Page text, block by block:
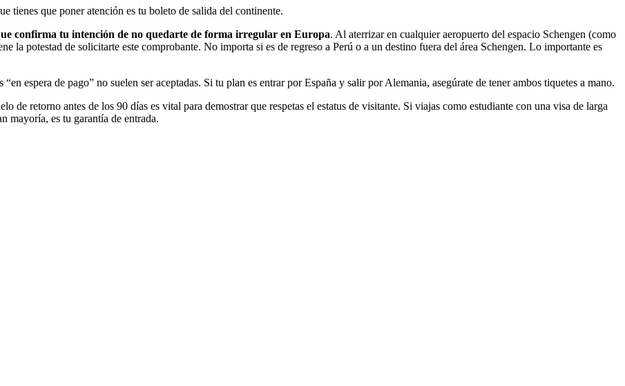
tienes que poner atención es tu boleto de salida del continente.
confirma tu intención de no quedarte de forma irregular en Europa. Al aterrizar en cualquier aeropuerto del espacio Schengen (como
la potestad de solicitarte este comprobante. No importa si es de regreso a Perú o a un destino fuera del área Schengen. Lo importante es
“en espera de pago” no suelen ser aceptadas. Si tu plan es entrar por España y salir por Alemania, asegúrate de tener ambos tiquetes a mano.
de retorno antes de los 90 días es vital para demostrar que respetas el estatus de visitante. Si viajas como estudiante con una visa de larga
mayoría, es tu garantía de entrada.